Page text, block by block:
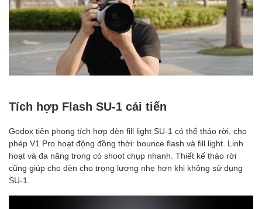
Tích hợp Flash SU-1 cải tiến
Godox tiên phong tích hợp đèn fill light SU-1 có thể tháo rời, cho
phép V1 Pro hoạt động đồng thời: bounce flash và fill light. Linh
hoạt và đa năng trong có shoot chụp nhanh. Thiết kế tháo rời
cũng giúp cho đèn cho trọng lượng nhẹ hơn khi không sử dụng
SU-1.